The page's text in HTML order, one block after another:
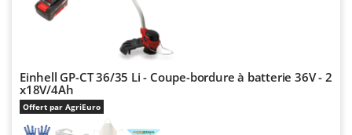
Einhell GP-CT 36/35 Li - Coupe-bordure à batterie 36V - 2
x18V/4Ah
Offert par AgriEuro